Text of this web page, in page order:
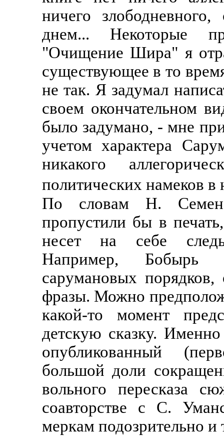
ничего
днем... Некоторые
"Очищение Шира" я
существующее в то
не так. Я задумал
своем окончательном
было задумано, - мне
учетом характера
никакого
политических намеков в
По словам Н.
пропустили бы в
несет на себе
Например, Бобырь
сарумановых порядков,
фразы. Можно
какой-то момент
детскую сказку. Именно
опубликованный
большой доли
вольного пересказа
соавторстве с С.
меркам подозрительно и